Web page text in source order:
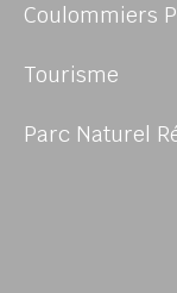
Coulommiers
Tourisme
Parc Naturel